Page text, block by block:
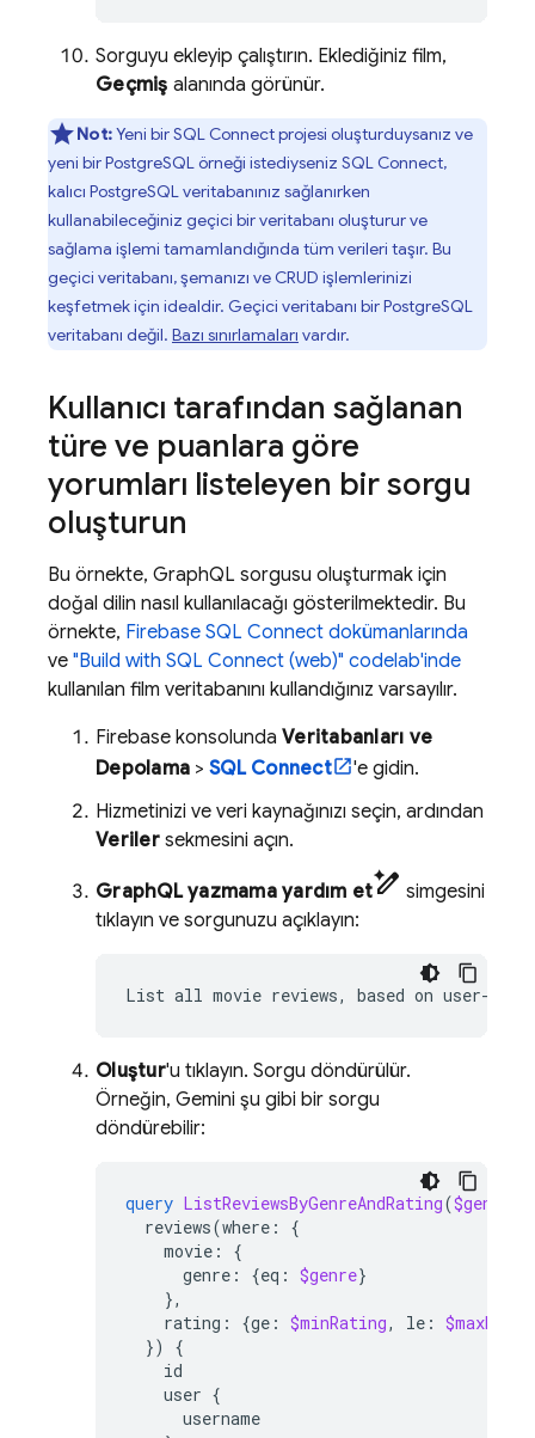
Sorguyu ekleyip çalıştırın. Eklediğiniz film,
Geçmiş alanında görünür.
Not:Yeni birSQL Connectprojesi oluşturduysanız ve
yeni bir PostgreSQL örneği istediyseniz SQL Connect,
kalıcı PostgreSQL veritabanınız sağlanırken
kullanabileceğiniz geçici bir veritabanı oluşturur ve
sağlama işlemi tamamlandığında tüm verileri taşır. Bu
geçici veritabanı, şemanızı ve CRUD işlemlerinizi
keşfetmek için idealdir. Geçici veritabanı bir PostgreSQL
veritabanı değil. Bazı sınırlamaları vardır.
Kullanıcı tarafından sağlanan
türe ve puanlara göre
yorumları listeleyen bir sorgu
oluşturun
Bu örnekte, GraphQL sorgusu oluşturmak için
doğal dilin nasıl kullanılacağı gösterilmektedir. Bu
örnekte, Firebase SQL Connect dokümanlarında
ve "Build with SQL Connect (web)" codelab'inde
kullanılan film veritabanını kullandığınız varsayılır.
Firebase konsolunda Veritabanları ve
Depolama > SQL Connect
'e gidin.
Hizmetinizi ve veri kaynağınızı seçin, ardından
Verilersekmesini açın.
GraphQL yazmama yardım etpen_spark simgesini
tıklayın ve sorgunuzu açıklayın:
List all movie reviews, based on user-
Oluştur'u tıklayın. Sorgu döndürülür.
Örneğin, Gemini şu gibi bir sorgu
döndürebilir:
query ListReviewsByGenreAndRating($genre
reviews(where :
{
movie :
{
genre : {eq : $genre}
},
rating : {ge : $minRating, le :
})
{
id
user {
username